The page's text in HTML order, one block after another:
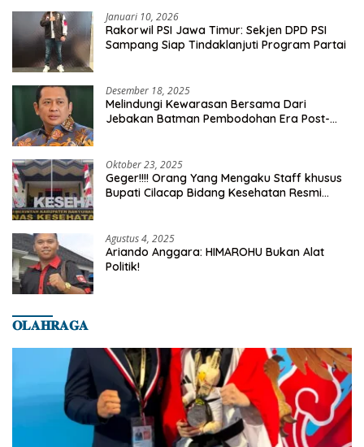
Januari 10, 2026
Rakorwil PSI Jawa Timur: Sekjen DPD PSI
Sampang Siap Tindaklanjuti Program Partai
Desember 18, 2025
Melindungi Kewarasan Bersama Dari
Jebakan Batman Pembodohan Era Post-
Oktober 23, 2025
Geger!!!! Orang Yang Mengaku Staff khusus
Bupati Cilacap Bidang Kesehatan Resmi
Agustus 4, 2025
Ariando Anggara: HIMAROHU Bukan Alat
Politik!
𝐎𝐋𝐀𝐇𝐑𝐀𝐆𝐀